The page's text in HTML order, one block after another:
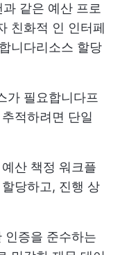
과 같은 예산 프로
친화적 인 인터페
니다리소스 할당
가 필요합니다프
적하려면 단일
산 책정 워크플
당하고, 진행 상
인증을 준수하는